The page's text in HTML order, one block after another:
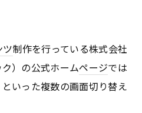
ツ制作を行っている株式会社
）の公式ホームページでは
いった複数の画面切り替え